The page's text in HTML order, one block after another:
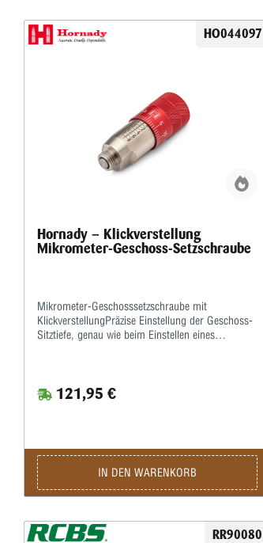
HO044097
Hornady – Klickverstellung
Mikrometer-Geschoss-Setzschraube
Mikrometer-Geschosssetzschraube mit
KlickverstellungPräzise Einstellung der Geschoss-
Sitztiefe, genau wie beim Einstellen eines
Wiederholgenauigkeit zu erreichen, ohne die
zusätzlichen Kosten für eine spezielle Setzmatrize.
„Click-Adjust Bullet Seating Micrometer“.
121,95 €
IN DEN WARENKORB
RR90080